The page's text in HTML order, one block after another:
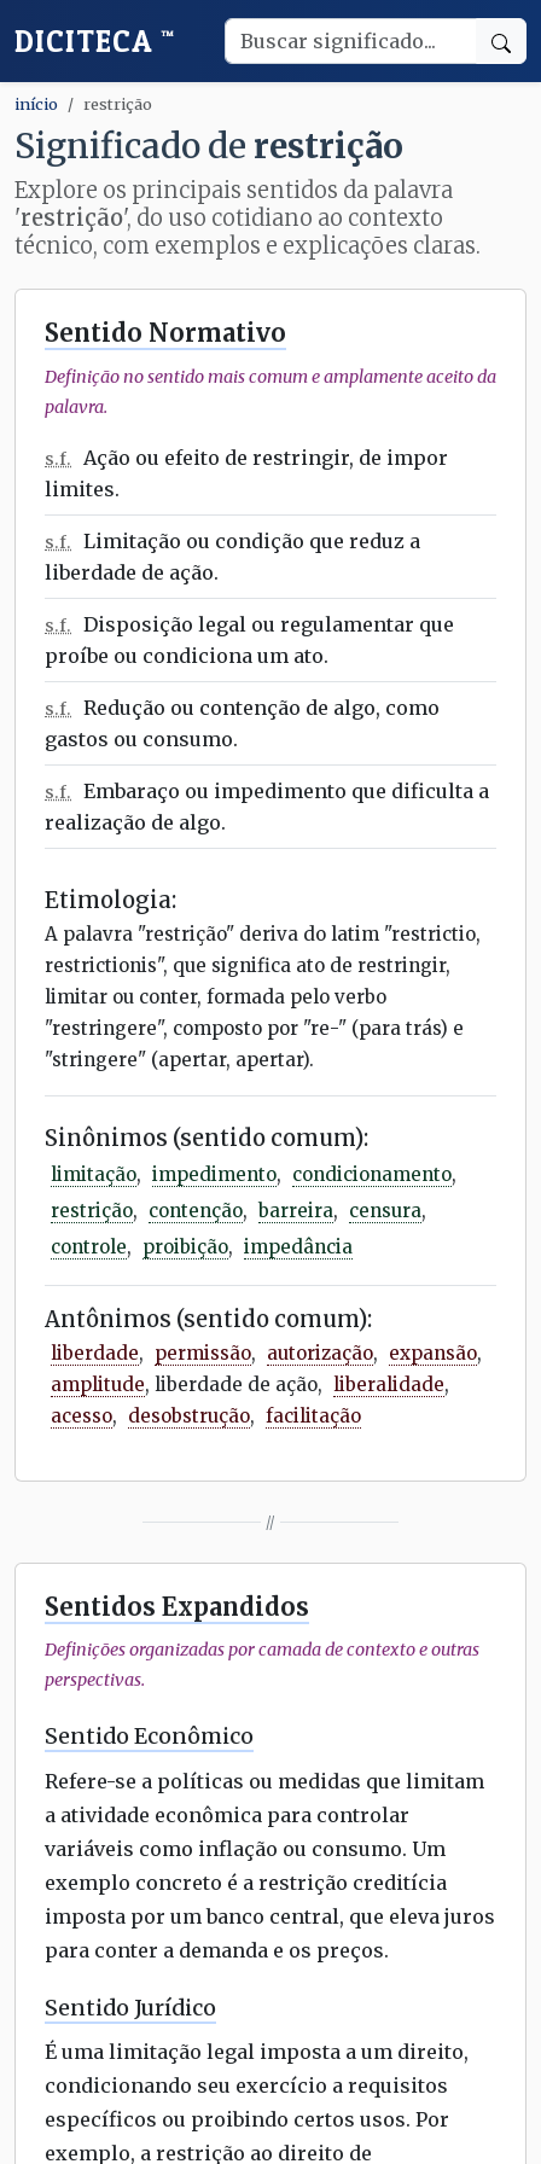
DICITECA ™
início restrição
Significado de restrição
Explore os principais sentidos da palavra
'restrição', do uso cotidiano ao contexto
técnico, com exemplos e explicações claras.
Sentido Normativo
Definição no sentido mais comum e amplamente aceito da
palavra.
s.f.
Ação ou efeito de restringir, de impor
limites.
s.f.
Limitação ou condição que reduz a
liberdade de ação.
s.f.
Disposição legal ou regulamentar que
proíbe ou condiciona um ato.
s.f.
Redução ou contenção de algo, como
gastos ou consumo.
s.f.
Embaraço ou impedimento que dificulta a
realização de algo.
Etimologia:
A palavra "restrição" deriva do latim "restrictio,
restrictionis", que significa ato de restringir,
limitar ou conter, formada pelo verbo
"restringere", composto por "re-" (para trás) e
"stringere" (apertar, apertar).
Sinônimos (sentido comum):
limitação, impedimento, condicionamento,
restrição, contenção, barreira, censura,
controle, proibição, impedância
Antônimos (sentido comum):
liberdade, permissão, autorização, expansão,
amplitude, liberdade de ação, liberalidade,
acesso, desobstrução, facilitação
//
Sentidos Expandidos
Definições organizadas por camada de contexto e outras
perspectivas.
Sentido Econômico
Refere-se a políticas ou medidas que limitam
a atividade econômica para controlar
variáveis como inflação ou consumo. Um
exemplo concreto é a restrição creditícia
imposta por um banco central, que eleva juros
para conter a demanda e os preços.
Sentido Jurídico
É uma limitação legal imposta a um direito,
condicionando seu exercício a requisitos
específicos ou proibindo certos usos. Por
exemplo, a restrição ao direito de